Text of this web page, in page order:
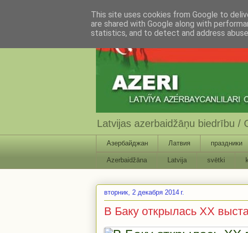
Latvijas azerbaidžāņu biedrību /
Азербайджан Латвия праздники
Azerbaidžāna Latvija svētki
вторник, 2 декабря 2014 г.
В Баку открылась XX
This site uses cookies from Google to
are shared with Google along with
statistics, and to detect and address